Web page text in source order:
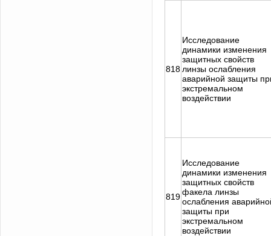
818
Исследование
динамики изменения
защитных свойств
линзы ослабления
аварийной защиты
экстремальном
воздействии
819
Исследование
динамики изменения
защитных свойств
факела линзы
ослабления
защиты при
экстремальном
воздействии